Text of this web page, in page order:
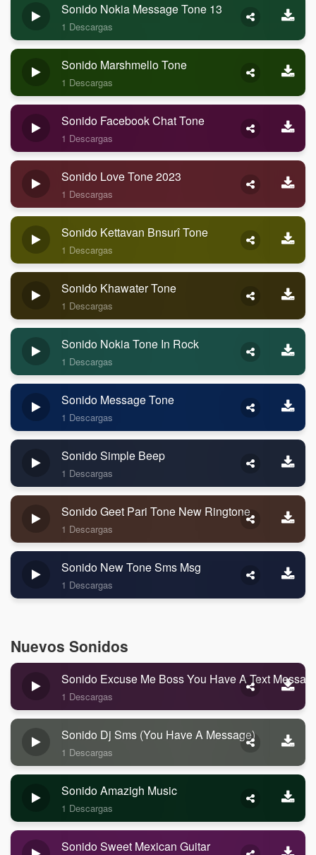
Sonido Nokia Message Tone 13
1 Descargas
Sonido Marshmello Tone
1 Descargas
Sonido Facebook Chat Tone
1 Descargas
Sonido Love Tone 2023
1 Descargas
Sonido Kettavan Bnsurî Tone
1 Descargas
Sonido Khawater Tone
1 Descargas
Sonido Nokia Tone In Rock
1 Descargas
Sonido Message Tone
1 Descargas
Sonido Simple Beep
1 Descargas
Sonido Geet Pari Tone New Ringtone
1 Descargas
Sonido New Tone Sms Msg
1 Descargas
Nuevos Sonidos
Sonido Excuse Me Boss You Have A Text
1 Descargas
Sonido Dj Sms (you Have A Message)
1 Descargas
Sonido Amazigh Music
1 Descargas
Sonido Sweet Mexican Guitar